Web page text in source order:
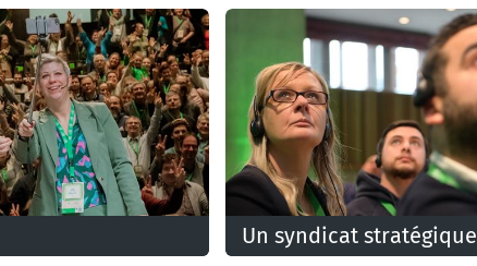
Un syndicat stratégique